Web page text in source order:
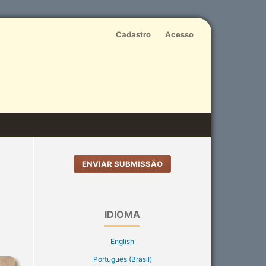
Cadastro Acesso
ENVIAR SUBMISSÃO
IDIOMA
English
Português (Brasil)